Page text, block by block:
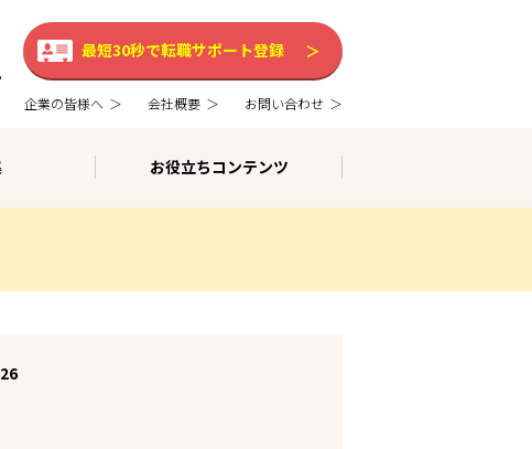
最短30秒で転職サポート登録
企業の皆様へ 会社概要 お問い合わせ
お役立ちコンテンツ